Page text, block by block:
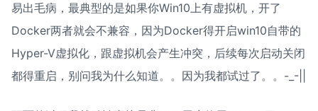
易出毛病，最典型的是如果你Win10上有虚拟机，开了
Docker两者就会不兼容，因为Docker得开启win10自带的
Hyper-V虚拟化，跟虚拟机会产生冲突，后续每次启动关闭
都得重启，别问我为什么知道。。因为我都试过了。。-_-||